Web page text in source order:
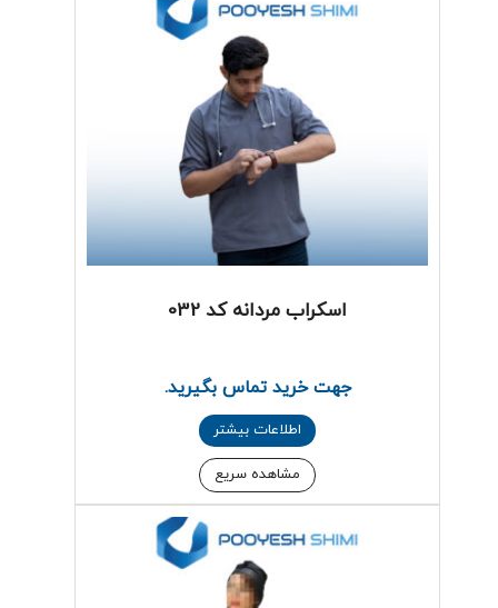
اسکراب مردانه کد 032
جهت خرید تماس بگیرید.
اطلاعات بیشتر
مشاهده سریع